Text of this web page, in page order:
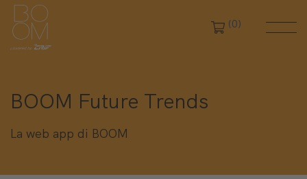
(0)
BOOM Future Trends
La web app di BOOM